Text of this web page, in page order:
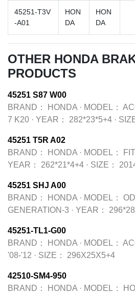
45251-T3V
-A01
HON
DA
HON
DA
OTHER HONDA
PRODUCTS
45251 S87 W00
BRAND：
HONDA · MODEL：
7 K20 · YEAR： 282*23*5+4 ·
45251 T5R A02
BRAND：
HONDA · MODEL：
YEAR：
262*21*4+4 · SIZE：
45251 SHJ A00
BRAND：
HONDA · MODEL：
GENERATION-3 · YEAR：
45251-TL1-G00
BRAND：
HONDA · MODEL：
'08-'12 · SIZE： 296X25X5+4
42510-SM4-950
BRAND：
HONDA · MODEL：